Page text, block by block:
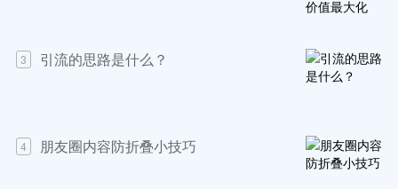
3 引流的思路是什么？
4 朋友圈内容防折叠小技巧